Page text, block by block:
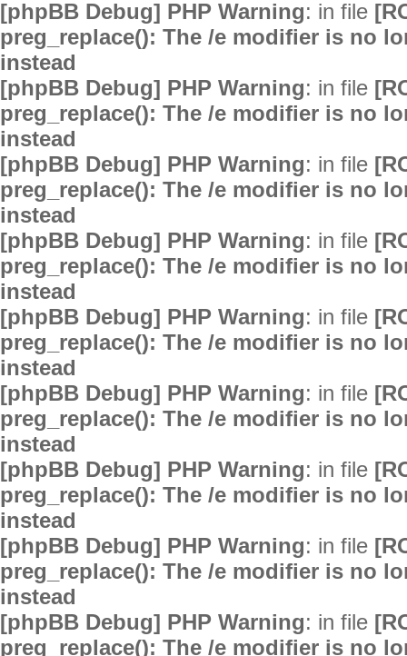
[phpBB Debug] PHP Warning: in file
preg_replace(): The /e modifier is no
instead
[phpBB Debug] PHP Warning: in file
preg_replace(): The /e modifier is no
instead
[phpBB Debug] PHP Warning: in file
preg_replace(): The /e modifier is no
instead
[phpBB Debug] PHP Warning: in file
preg_replace(): The /e modifier is no
instead
[phpBB Debug] PHP Warning: in file
preg_replace(): The /e modifier is no
instead
[phpBB Debug] PHP Warning: in file
preg_replace(): The /e modifier is no
instead
[phpBB Debug] PHP Warning: in file
preg_replace(): The /e modifier is no
instead
[phpBB Debug] PHP Warning: in file
preg_replace(): The /e modifier is no
instead
[phpBB Debug] PHP Warning: in file
preg_replace(): The /e modifier is no